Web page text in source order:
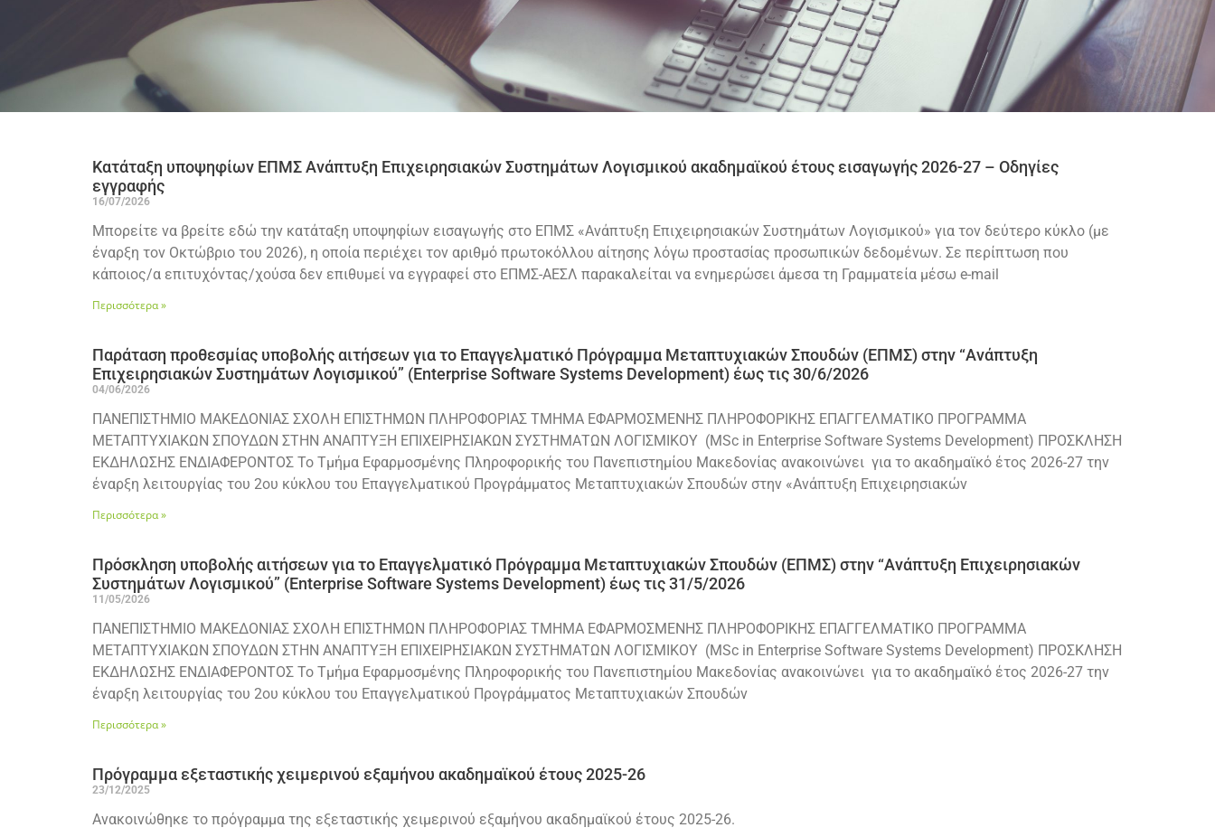
Κατάταξη υποψηφίων ΕΠΜΣ Ανάπτυξη Επιχειρησιακών Συστημάτων Λογισμικού ακαδημαϊκού έτους εισαγωγής 2026-27 – Οδηγίες
εγγραφής
16/07/2026
Μπορείτε να βρείτε εδώ την κατάταξη υποψηφίων εισαγωγής στο ΕΠΜΣ «Ανάπτυξη Επιχειρησιακών Συστημάτων Λογισμικού» για τον δεύτερο κύκλο (με
έναρξη τον Οκτώβριο του 2026), η οποία περιέχει τον αριθμό πρωτοκόλλου αίτησης λόγω προστασίας προσωπικών δεδομένων. Σε περίπτωση που
κάποιος/α επιτυχόντας/χούσα δεν επιθυμεί να εγγραφεί στο ΕΠΜΣ-ΑΕΣΛ παρακαλείται να ενημερώσει άμεσα τη Γραμματεία μέσω e-mail
Περισσότερα »
Παράταση προθεσμίας υποβολής αιτήσεων για το Επαγγελματικό Πρόγραμμα Μεταπτυχιακών Σπουδών (ΕΠΜΣ) στην “Ανάπτυξη
Επιχειρησιακών Συστημάτων Λογισμικού” (Enterprise Software Systems Development) έως τις 30/6/2026
04/06/2026
ΠΑΝΕΠΙΣΤΗΜΙΟ ΜΑΚΕΔΟΝΙΑΣ ΣΧΟΛΗ ΕΠΙΣΤΗΜΩΝ ΠΛΗΡΟΦΟΡΙΑΣ ΤΜΗΜΑ ΕΦΑΡΜΟΣΜΕΝΗΣ ΠΛΗΡΟΦΟΡΙΚΗΣ ΕΠΑΓΓΕΛΜΑΤΙΚΟ ΠΡΟΓΡΑΜΜΑ
ΜΕΤΑΠΤΥΧΙΑΚΩΝ ΣΠΟΥΔΩΝ ΣΤΗΝ ΑΝΑΠΤΥΞΗ ΕΠΙΧΕΙΡΗΣΙΑΚΩΝ ΣΥΣΤΗΜΑΤΩΝ ΛΟΓΙΣΜΙΚΟΥ (MSc in Enterprise Software Systems Development) ΠΡΟΣΚΛΗΣΗ
ΕΚΔΗΛΩΣΗΣ ΕΝΔΙΑΦΕΡΟΝΤΟΣ Το Τμήμα Εφαρμοσμένης Πληροφορικής του Πανεπιστημίου Μακεδονίας ανακοινώνει για το ακαδημαϊκό έτος 2026-27 την
έναρξη λειτουργίας του 2ου κύκλου του Επαγγελματικού Προγράμματος Μεταπτυχιακών Σπουδών στην «Ανάπτυξη Επιχειρησιακών
Περισσότερα »
Πρόσκληση υποβολής αιτήσεων για το Επαγγελματικό Πρόγραμμα Μεταπτυχιακών Σπουδών (ΕΠΜΣ) στην “Ανάπτυξη Επιχειρησιακών
Συστημάτων Λογισμικού” (Enterprise Software Systems Development) έως τις 31/5/2026
11/05/2026
ΠΑΝΕΠΙΣΤΗΜΙΟ ΜΑΚΕΔΟΝΙΑΣ ΣΧΟΛΗ ΕΠΙΣΤΗΜΩΝ ΠΛΗΡΟΦΟΡΙΑΣ ΤΜΗΜΑ ΕΦΑΡΜΟΣΜΕΝΗΣ ΠΛΗΡΟΦΟΡΙΚΗΣ ΕΠΑΓΓΕΛΜΑΤΙΚΟ ΠΡΟΓΡΑΜΜΑ
ΜΕΤΑΠΤΥΧΙΑΚΩΝ ΣΠΟΥΔΩΝ ΣΤΗΝ ΑΝΑΠΤΥΞΗ ΕΠΙΧΕΙΡΗΣΙΑΚΩΝ ΣΥΣΤΗΜΑΤΩΝ ΛΟΓΙΣΜΙΚΟΥ (MSc in Enterprise Software Systems Development) ΠΡΟΣΚΛΗΣΗ
ΕΚΔΗΛΩΣΗΣ ΕΝΔΙΑΦΕΡΟΝΤΟΣ Το Τμήμα Εφαρμοσμένης Πληροφορικής του Πανεπιστημίου Μακεδονίας ανακοινώνει για το ακαδημαϊκό έτος 2026-27 την
έναρξη λειτουργίας του 2ου κύκλου του Επαγγελματικού Προγράμματος Μεταπτυχιακών Σπουδών
Περισσότερα »
Πρόγραμμα εξεταστικής χειμερινού εξαμήνου ακαδημαϊκού έτους 2025-26
23/12/2025
Ανακοινώθηκε το πρόγραμμα της εξεταστικής χειμερινού εξαμήνου ακαδημαϊκού έτους 2025-26.